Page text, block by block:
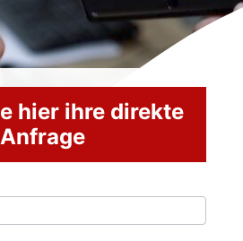
hier ihre direkte
Anfrage